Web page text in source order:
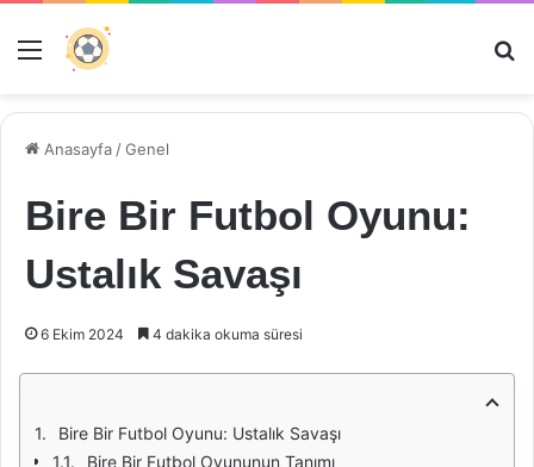
Menü
Anasayfa /Genel
Bire Bir Futbol Oyunu:
Ustalık Savaşı
6 Ekim 2024 4 dakika okuma süresi
Bire Bir Futbol Oyunu: Ustalık Savaşı
Bire Bir Futbol Oyununun Tanımı